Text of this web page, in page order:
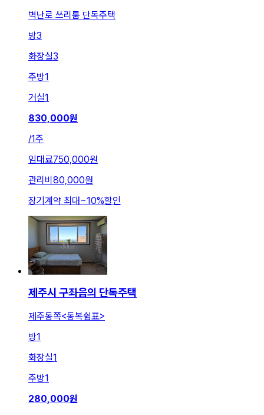
벽난로 쓰리룸 단독주택
방3
화장실3
주방1
거실1
830,000원
/1주
임대료750,000원
관리비 80,000원
장기계약 최대 ~10%할인
제주시 구좌읍의 단독주택
제주동쪽<동복쉼표>
방1
화장실1
주방1
280,000원